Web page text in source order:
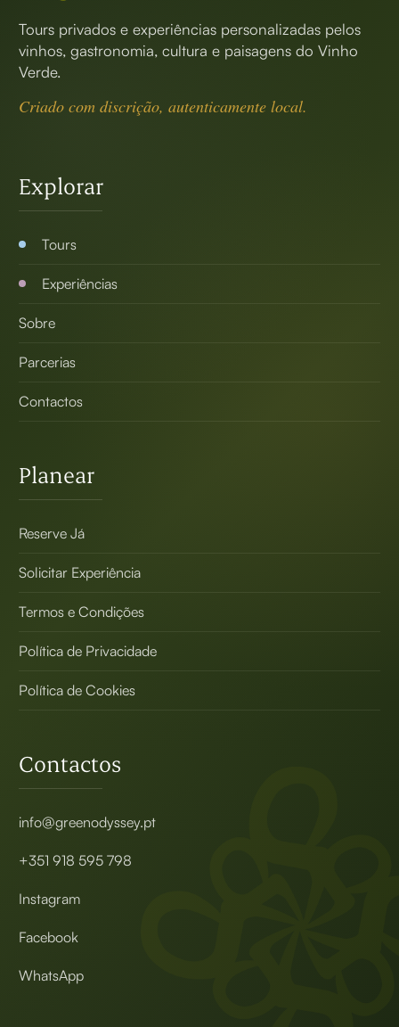
Tours privados e experiências personalizadas pelos
vinhos, gastronomia, cultura e paisagens do Vinho
Verde.
Criado com discrição, autenticamente local.
Explorar
Tours
Experiências
Sobre
Parcerias
Contactos
Planear
Reserve Já
Solicitar Experiência
Termos e Condições
Política de Privacidade
Política de Cookies
Contactos
info@greenodyssey.pt
+351 918 595 798
Instagram
Facebook
WhatsApp